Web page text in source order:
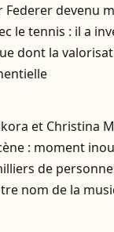
Federer devenu
le tennis : il a
dont la
et Christina
: moment
de
nom de la